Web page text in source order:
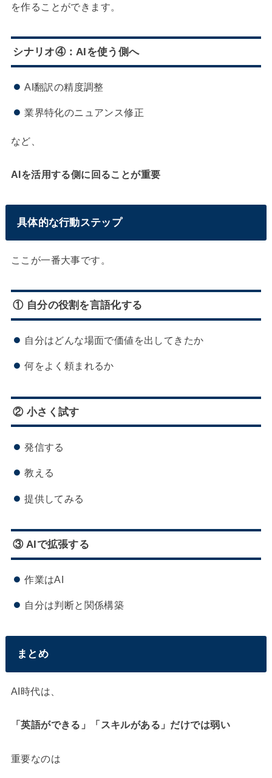
を作ることができます。
シナリオ④：AIを使う側へ
AI翻訳の精度調整
業界特化のニュアンス修正
など、
AIを活用する側に回ることが重要
具体的な行動ステップ
ここが一番大事です。
① 自分の役割を言語化する
自分はどんな場面で価値を出してきたか
何をよく頼まれるか
② 小さく試す
発信する
教える
提供してみる
③ AIで拡張する
作業はAI
自分は判断と関係構築
まとめ
AI時代は、
「英語ができる」「スキルがある」だけでは弱い
重要なのは